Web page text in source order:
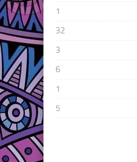
1
32
3
6
1
5